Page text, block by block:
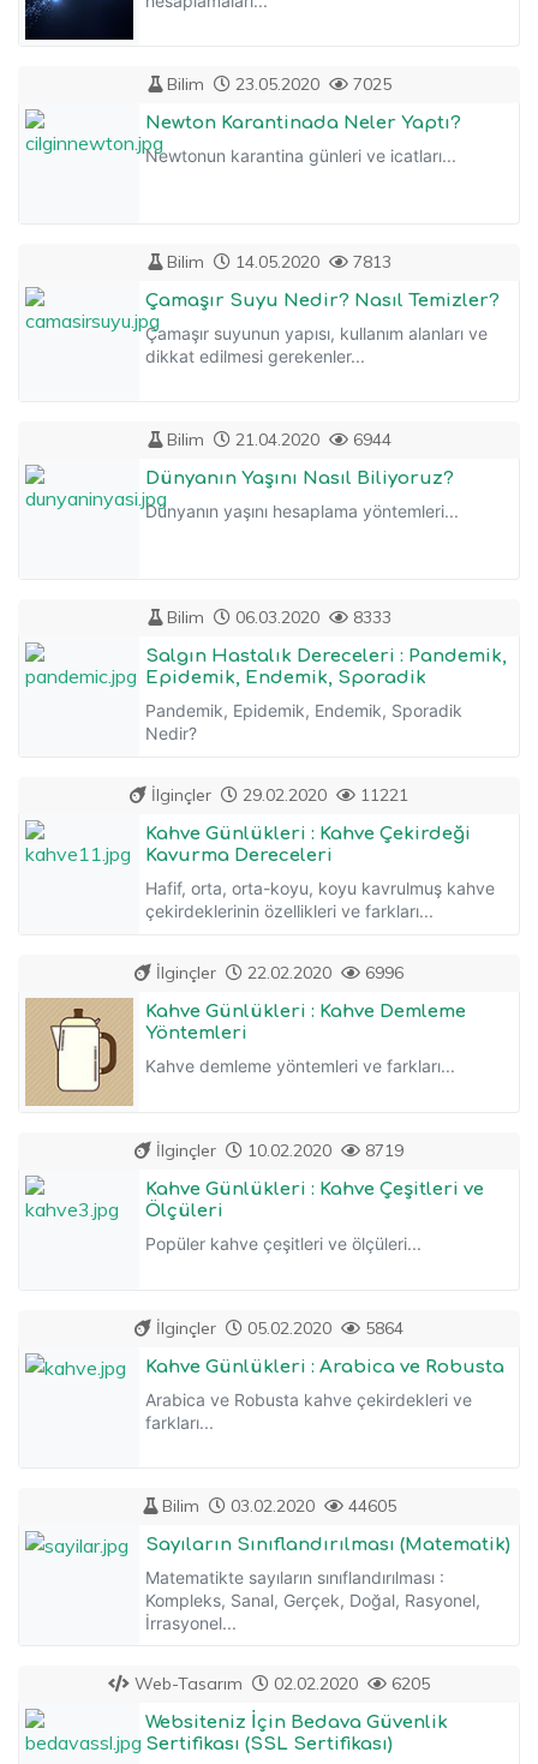
Bilim 23.05.2020 7025
Newton Karantinada Neler Yaptı?
Newtonun karantina günleri ve icatları...
Bilim 14.05.2020 7813
Çamaşır Suyu Nedir? Nasıl Temizler?
Çamaşır suyunun yapısı, kullanım alanları ve
dikkat edilmesi gerekenler...
Bilim 21.04.2020 6944
Dünyanın Yaşını Nasıl Biliyoruz?
Dünyanın yaşını hesaplama yöntemleri...
Bilim 06.03.2020 8333
Salgın Hastalık Dereceleri : Pandemik,
Epidemik, Endemik, Sporadik
Pandemik, Epidemik, Endemik, Sporadik
Nedir?
İlginçler 29.02.2020 11221
Kahve Günlükleri : Kahve Çekirdeği
Kavurma Dereceleri
Hafif, orta, orta-koyu, koyu kavrulmuş kahve
çekirdeklerinin özellikleri ve farkları...
İlginçler 22.02.2020 6996
Kahve Günlükleri : Kahve Demleme
Yöntemleri
Kahve demleme yöntemleri ve farkları...
İlginçler 10.02.2020 8719
Kahve Günlükleri : Kahve Çeşitleri ve
Ölçüleri
Popüler kahve çeşitleri ve ölçüleri...
İlginçler 05.02.2020 5864
Kahve Günlükleri : Arabica ve Robusta
Arabica ve Robusta kahve çekirdekleri ve
farkları...
Bilim 03.02.2020 44605
Sayıların Sınıflandırılması (Matematik)
Matematikte sayıların sınıflandırılması :
Kompleks, Sanal, Gerçek, Doğal, Rasyonel,
İrrasyonel...
Web-Tasarım 02.02.2020 6205
Websiteniz İçin Bedava Güvenlik
Sertifikası (SSL Sertifikası)